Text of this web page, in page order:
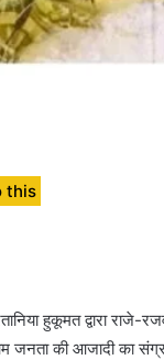
this
हुकूमत द्वारा
की आजादी का